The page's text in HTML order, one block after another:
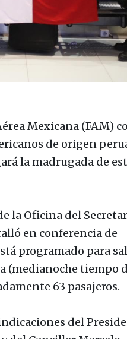
Mexicana (FAM)
de origen
la madrugada de
la Oficina del
en conferencia de
programado para
(medianoche tiempo
63 pasajeros.
del